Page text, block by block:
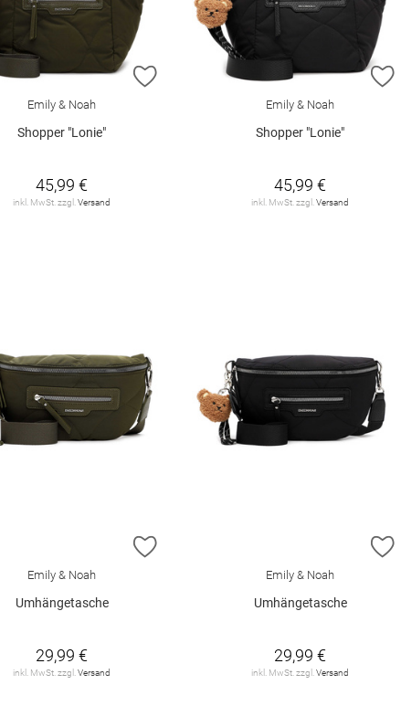
HINZUFÜGEN ZUR WUNSCHLISTE HINZUFÜGEN
Emily & Noah
Shopper "Lonie"
45,99 €
inkl. MwSt. zzgl.Versand
Emily & Noah
Shopper "Lonie"
45,99 €
inkl. MwSt. zzgl.Versand
HINZUFÜGEN ZUR WUNSCHLISTE HINZUFÜGEN
Emily & Noah
Umhängetasche
29,99 €
inkl. MwSt. zzgl.Versand
Emily & Noah
Umhängetasche
29,99 €
inkl. MwSt. zzgl.Versand